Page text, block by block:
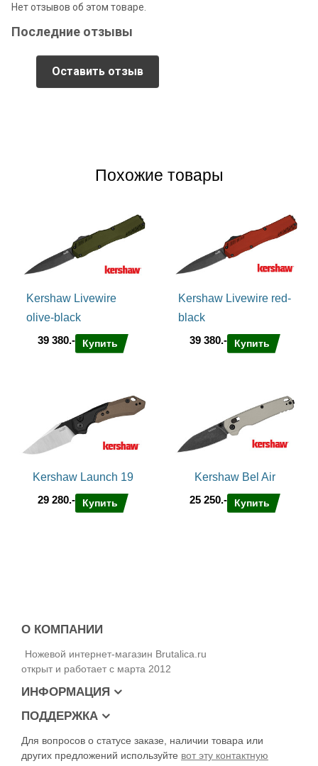
Нет отзывов об этом товаре.
Последние отзывы
Оставить отзыв
Похожие товары
Kershaw Livewire
olive-black
39 380.-
Купить
Kershaw Livewire red-
black
39 380.-
Купить
Kershaw Launch 19
29 280.-
Купить
Kershaw Bel Air
25 250.-
Купить
О КОМПАНИИ
Ножевой интернет-магазин Brutalica.ru
открыт и работает с марта 2012
ИНФОРМАЦИЯ
ПОДДЕРЖКА
Для вопросов о статусе заказе, наличии товара или
других предложений используйте вот эту контактную